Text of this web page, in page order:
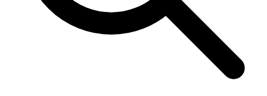
sus calles empedradas es como retroceder en el tiempo. Las casas de
piedra y los restos de antiguas murallas invitan a los visitantes a
imaginar la vida en la Edad Media. La Plaza Mayor, con su
arquitectura típica, es el corazón del pueblo y un lugar ideal para